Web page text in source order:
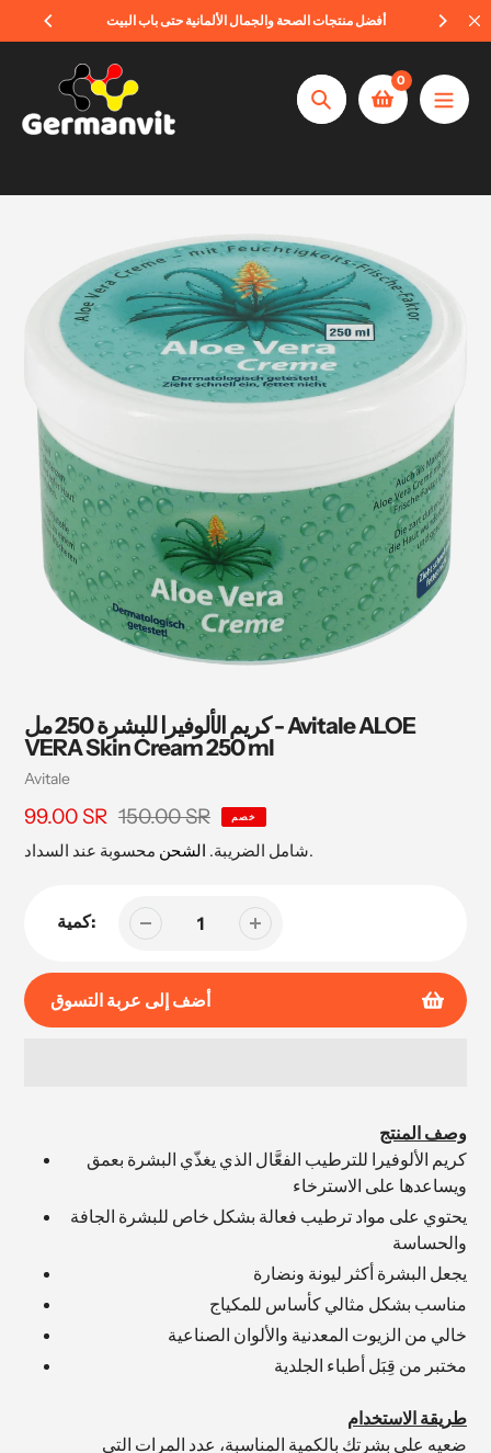
إلى
أفضل منتجات الصحة والجمال الألمانية حتى باب منتجات أصلية ومضمونة
تأكيد
0
كريم الألوفيرا للبشرة 250 مل - Avitale ALOE
VERA Skin Cream 250 ml
بائع
Avitale
سعر
البيع
99.00 SR
السعر 150.00 SR خصم
شامل الضريبة. الشحن محسوبة عند السداد.
كمية:
أضف إلى عربة التسوق
عربة
الخاصة
وصف المنتج
كريم الألوفيرا للترطيب الفعَّال الذي يغذّي البشرة بعمق
ويساعدها على الاسترخاء
يحتوي على مواد ترطيب فعالة بشكل خاص للبشرة الجافة
والحساسة
يجعل البشرة أكثر ليونة ونضارة
مناسب بشكل مثالي كأساس للمكياج
خالي من الزيوت المعدنية والألوان الصناعية
مختبر من قِبَل أطباء الجلدية
طريقة الاستخدام
ضعيه على بشرتك بالكمية المناسبة، عدد المرات التي